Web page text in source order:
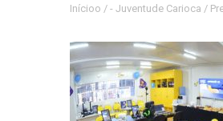
Inícioo / - Juventude Carioca /